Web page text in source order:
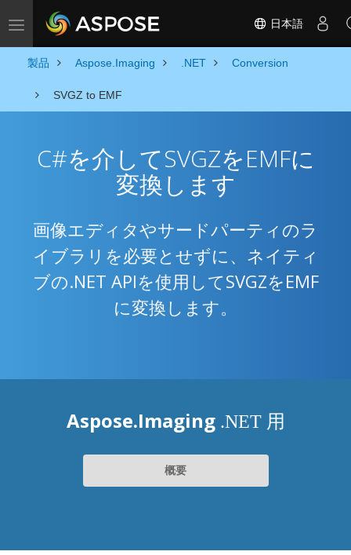
Toggle navigation 日本語
製品 Aspose.Imaging .NET Conversion
SVGZ to EMF
C#を介してSVGZをEMFに
変換します
画像エディタやサードパーティのラ
イブラリを必要とせずに、ネイティ
ブの.NET APIを使用してSVGZをEMF
に変換します。
Aspose.Imaging .NET 用
概要